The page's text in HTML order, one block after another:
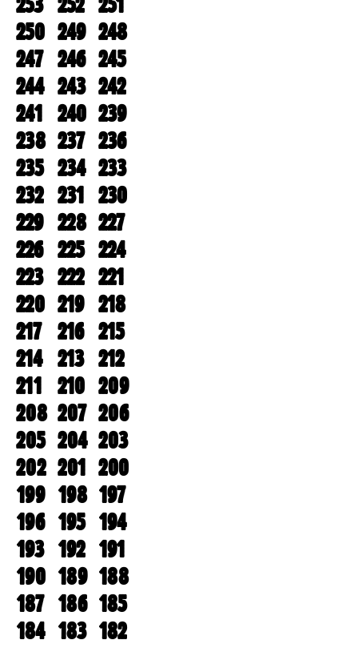
250 249 248
247 246 245
244 243 242
241 240 239
238 237 236
235 234 233
232 231 230
229 228 227
226 225 224
223 222 221
220 219 218
217 216 215
214 213 212
211 210 209
208 207 206
205 204 203
202 201 200
199 198 197
196 195 194
193 192 191
190 189 188
187 186 185
184 183 182